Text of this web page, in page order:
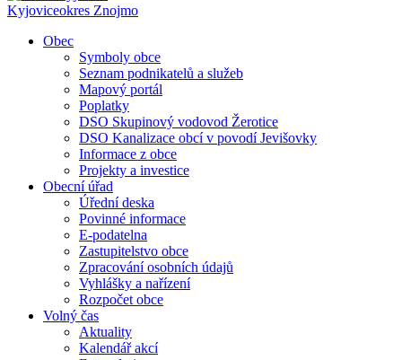
Kyjoviceokres Znojmo
Obec
Symboly obce
Seznam podnikatelů a služeb
Mapový portál
Poplatky
DSO Skupinový vodovod Žerotice
DSO Kanalizace obcí v povodí Jevišovky
Informace z obce
Projekty a investice
Obecní úřad
Úřední deska
Povinné informace
E-podatelna
Zastupitelstvo obce
Zpracování osobních údajů
Vyhlášky a nařízení
Rozpočet obce
Volný čas
Aktuality
Kalendář akcí